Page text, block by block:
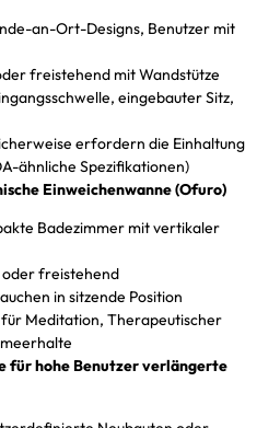
an-Ort-Designs, Benutzer mit
freistehend mit Wandstütze
eingebauter Sitz,
erfordern die Einhaltung
ähnliche Spezifikationen)
Einweichenwanne (Ofuro)
Badezimmer mit vertikaler
freistehend
in sitzende Position
für Meditation, Therapeutischer
für hohe Benutzer verlängerte